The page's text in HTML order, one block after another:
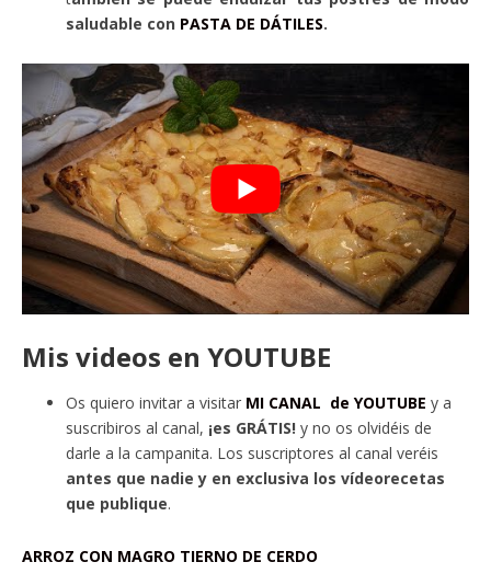
saludable con PASTA DE DÁTILES.
Mis videos en YOUTUBE
Os quiero invitar a visitar MI CANAL de YOUTUBE y a
suscribiros al canal, ¡es GRÁTIS! y no os olvidéis de
darle a la campanita. Los suscriptores al canal veréis
antes que nadie y en exclusiva los vídeorecetas
que publique.
ARROZ CON MAGRO TIERNO DE CERDO